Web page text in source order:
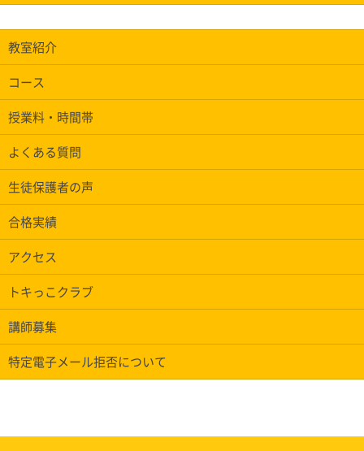
教室紹介
コース
授業料・時間帯
よくある質問
生徒保護者の声
合格実績
アクセス
トキっこクラブ
講師募集
特定電子メール拒否について